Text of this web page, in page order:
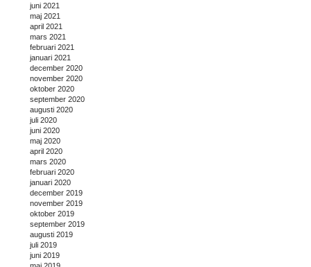
juni 2021
maj 2021
april 2021
mars 2021
februari 2021
januari 2021
december 2020
november 2020
oktober 2020
september 2020
augusti 2020
juli 2020
juni 2020
maj 2020
april 2020
mars 2020
februari 2020
januari 2020
december 2019
november 2019
oktober 2019
september 2019
augusti 2019
juli 2019
juni 2019